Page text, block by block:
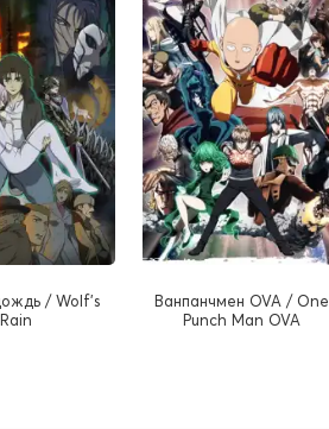
/ Wolf's
Rain
Ванпанчмен OVA / One
Punch Man OVA